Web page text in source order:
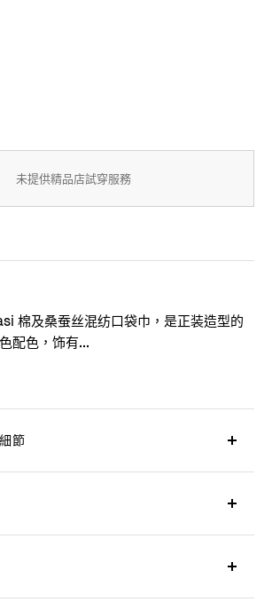
未提供精品店試穿服務
棉及桑蚕丝混纺口袋巾，是正装造型的
配色，饰有...
節